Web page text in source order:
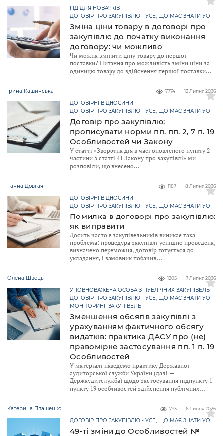
Зміна ціни товару в договорі про
закупівлю до початку виконання
договору: чи можливо
ГІД ДЛЯ НОВАЧКІВ
ДОГОВІР ПРО ЗАКУПІВЛЮ - УСЕ, ЩО МАЄ ЗНАТИ УО
Чи можна змінити ціну товару до першої
поставки? Питання про можливість зміни ціни за
одиницю товару до здійснення першої поставки
Ірина Кашинська 7774 13 Липня 2026
Договір про закупівлю:
прописувати норми пп. пп. 2, 7 п. 19
Особливостей чи Закону
ДОГОВІРНІ ВІДНОСИНИ
ДОГОВІР ПРО ЗАКУПІВЛЮ - УСЕ, ЩО МАЄ ЗНАТИ УО
У статті «Зворотна дія в часі оновленого пункту 2
частини 5 статті 41 Закону про закупівлі» ми
розповіли, що внесено
Ганна Довгая 1187 8 Липня 2026
Помилка в договорі про закупівлю:
як виправити
ДОГОВІРНІ ВІДНОСИНИ
ДОГОВІР ПРО ЗАКУПІВЛЮ - УСЕ, ЩО МАЄ ЗНАТИ УО
Досить часто в закупівельників виникає така
проблема: процедура закупівлі успішно проведена,
визначено переможця, договір готується до
укладання, і замовник побачив
Олена Швець 1205 7 Липня 2026
Зменшення обсягів закупівлі з
урахуванням фактичного обсягу
видатків: практика ДАСУ про (не)
правомірне застосування пп. 1 п. 19
Особливостей
УПОВНОВАЖЕНА ОСОБА З ПУБЛІЧНИХ ЗАКУПІВЕЛЬ
ДОГОВІР ПРО ЗАКУПІВЛЮ - УСЕ, ЩО МАЄ ЗНАТИ УО
МОНІТОРИНГ ЗАКУПІВЕЛЬ
У матеріалі наведемо практику Державної
аудиторської служби України (далі —
Держаудитслужба) щодо застосування підпункту 1
пункту 19 особливостей здійснення публічних
Катерина Плашенко 793 6 Липня 2026
49-ті зміни до Особливостей №
ДОГОВІР ПРО ЗАКУПІВЛЮ - УСЕ, ЩО МАЄ ЗНАТИ УО